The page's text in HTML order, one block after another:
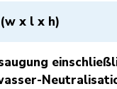
x l x h)